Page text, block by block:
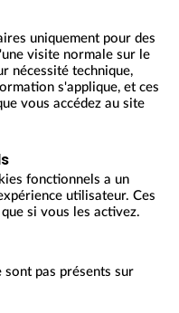
Morellet, ce stage
Xavier Debelle
le dessin à partir de
et de hasard.
entre rencontres avec
uniquement pour des
visite normale sur le
nécessité technique,
s'applique, et ces
vous accédez au site
fonctionnels a un
utilisateur. Ces
si vous les activez.
sont pas présents sur